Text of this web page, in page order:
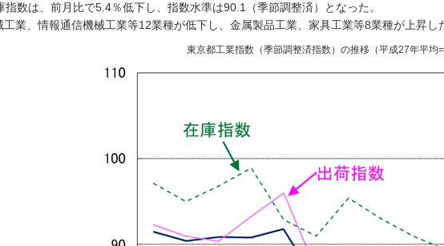
指数は、前月比で5.4％低下し、指数水準は90.1（季節調整済）となった。
工業、情報通信機械工業等12業種が低下し、金属製品工業、家具工業等8業種が上昇し
東京都工業指数（季節調整済指数）の推移（平成27年平均